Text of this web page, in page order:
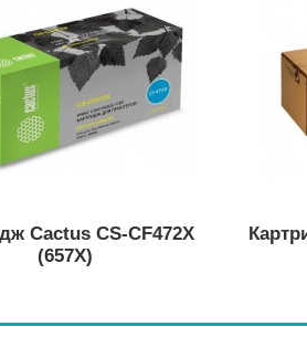
Cactus CS-CF472X
(657X)